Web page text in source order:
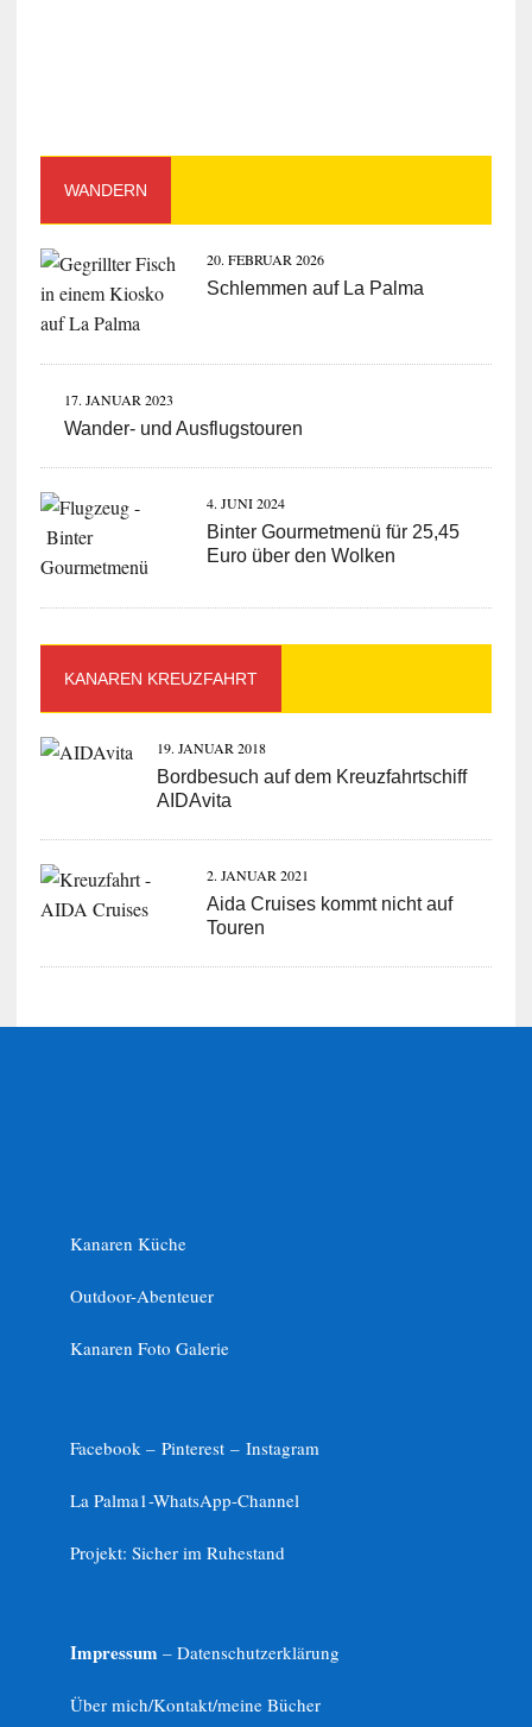
WANDERN
20. FEBRUAR 2026
Schlemmen auf La Palma
17. JANUAR 2023
Wander- und Ausflugstouren
4. JUNI 2024
Binter Gourmetmenü für 25,45
Euro über den Wolken
KANAREN KREUZFAHRT
19. JANUAR 2018
Bordbesuch auf dem Kreuzfahrtschiff
AIDAvita
2. JANUAR 2021
Aida Cruises kommt nicht auf
Touren
Kanaren Küche
Outdoor-Abenteuer
Kanaren Foto Galerie
Facebook – Pinterest – Instagram
La Palma1-WhatsApp-Channel
Projekt: Sicher im Ruhestand
Impressum – Datenschutzerklärung
Über mich/Kontakt/meine Bücher